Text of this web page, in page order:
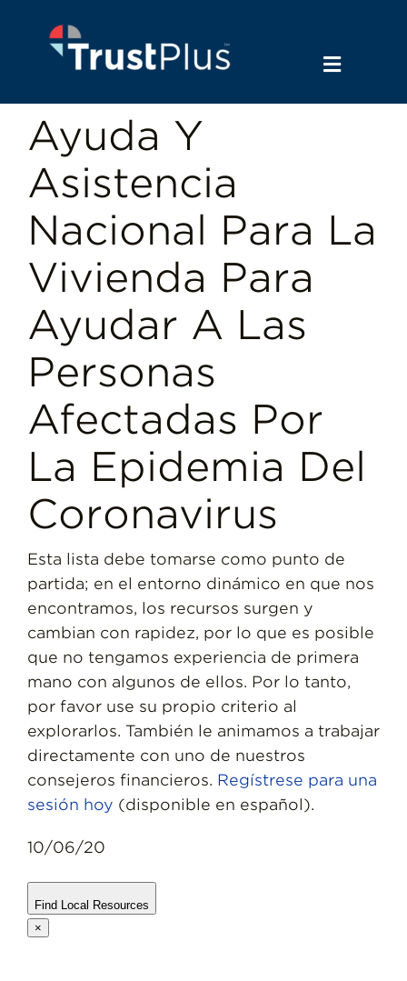
content
Toggle
Employers
News & Insights
Let’s Connect
Ayuda Y
Asistencia
Nacional Para La
Vivienda Para
Ayudar A Las
Personas
Afectadas Por
La Epidemia Del
Coronavirus
Esta lista debe tomarse como punto de
partida; en el entorno dinámico en que nos
encontramos, los recursos surgen y
cambian con rapidez, por lo que es posible
que no tengamos experiencia de primera
mano con algunos de ellos. Por lo tanto,
por favor use su propio criterio al
explorarlos. También le animamos a trabajar
directamente con uno de nuestros
consejeros financieros. Regístrese para una
sesión hoy (disponible en español).
10/06/20
Find Local Resources
×